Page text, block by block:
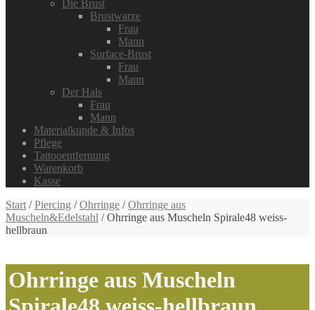
Die Brust
Brustwarze
Frau
Mann
Surface-Brust
Frau
Mann
Der Hals
Frau
Mann
Materialkunde & Infos
Pflege
Tattooentfernung
Warenkorb
Kasse
Start /Piercing /Ohrringe /Ohrringe aus
Muscheln&Edelstahl / Ohrringe aus Muscheln Spirale48 weiss-
hellbraun
Ohrringe aus Muscheln